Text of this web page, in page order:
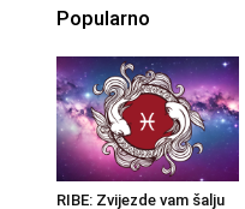
Popularno
RIBE: Zvijezde vam šalju